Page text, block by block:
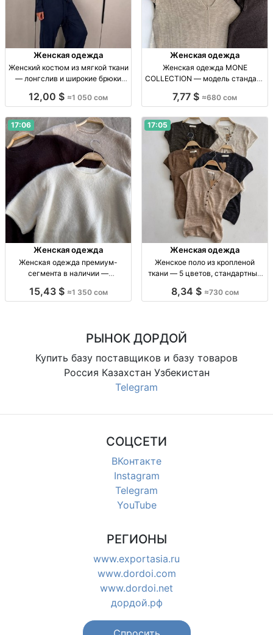
Женская одежда
Женский костюм из мягкой ткани
— лонгслив и широкие брюки
с дл. рукавом, широкие брюки на
черн
12,00 $ ≈1 050 сом
Женская одежда
Женская одежда MONE
COLLECTION — модель стандарт
одежда, р-р стандарт, 6 нюд.
7,77 $ ≈680 сом
17:06
Женская одежда
Женская одежда премиум-
сегмента в наличии —
одежда, новая, стандарт/
15,43 $ ≈1 350 сом
17:05
Женская одежда
Женское поло из кропленой
ткани — 5 цветов, стандартный
р стандарт, 5 цв.
8,34 $ ≈730 сом
РЫНОК ДОРДОЙ
Купить базу поставщиков и базу товаров
Россия Казахстан Узбекистан
Telegram
СОЦСЕТИ
ВКонтакте
Instagram
Telegram
YouTube
РЕГИОНЫ
www.exportasia.ru
www.dordoi.com
www.dordoi.net
дордой.рф